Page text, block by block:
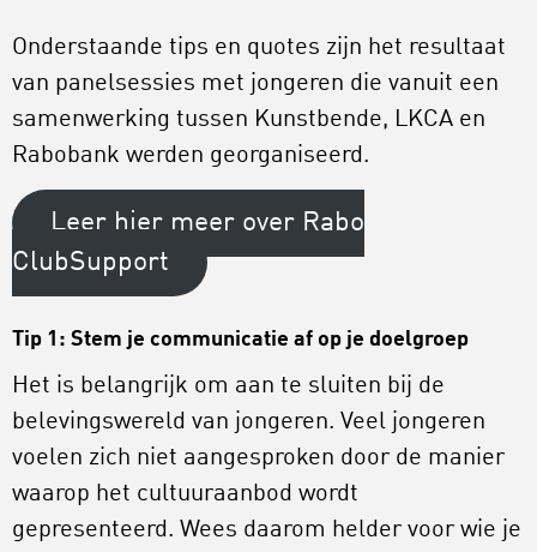
Onderstaande tips en quotes zijn het resultaat
van panelsessies met jongeren die vanuit een
samenwerking tussen Kunstbende, LKCA en
Rabobank werden georganiseerd.
Leer hier meer over Rabo
ClubSupport
Tip 1: Stem je communicatie af op je doelgroep
Het is belangrijk om aan te sluiten bij de
belevingswereld van jongeren. Veel jongeren
voelen zich niet aangesproken door de manier
waarop het cultuuraanbod wordt
gepresenteerd. Wees daarom helder voor wie je